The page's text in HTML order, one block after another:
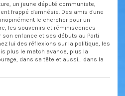
un jeune député communiste,
frappé d'amnésie. Des amis d'une
le chercher pour un
les souvenirs et réminiscences
enfance et ses débuts au Parti
lui des réflexions sur la politique, les
plus le match avance, plus la
dans sa tête et aussi… dans la